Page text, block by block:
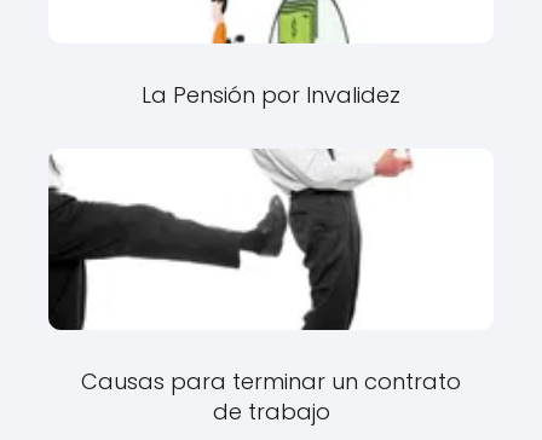
La Pensión por Invalidez
Causas para terminar un contrato
de trabajo